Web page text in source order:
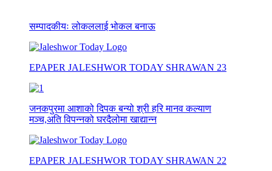
सम्पादकीयः लोकललाई भोकल बनाऊ
EPAPER JALESHWOR TODAY SHRAWAN 23
जनकपुरमा आशाको दिपक बन्यो श्री हरि मानव कल्याण
मञ्च,अति विपन्नको घरदैलोमा खाद्यान्न
EPAPER JALESHWOR TODAY SHRAWAN 22